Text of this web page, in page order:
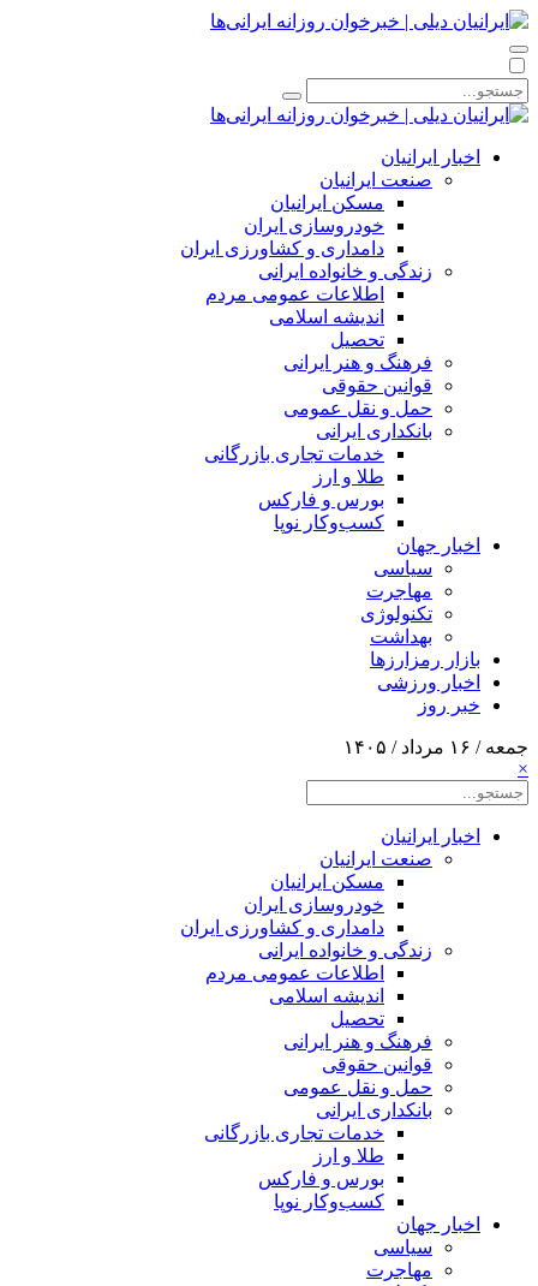
اخبار ایرانیان
صنعت ایرانیان
مسکن ایرانیان
خودروسازی ایران
دامداری و کشاورزی ایران
زندگی و خانواده ایرانی
اطلاعات عمومی مردم
اندیشه اسلامی
تحصیل
فرهنگ و هنر ایرانی
قوانین حقوقی
حمل و نقل عمومی
بانکداری ایرانی
خدمات تجاری بازرگانی
طلا و ارز
بورس و فارکس
کسب‌وکار نوپا
اخبار جهان
سیاسی
مهاجرت
تکنولوژی
بهداشت
بازار رمزارزها
اخبار ورزشی
خبر روز
جمعه / ۱۶ مرداد / ۱۴۰۵
×
اخبار ایرانیان
صنعت ایرانیان
مسکن ایرانیان
خودروسازی ایران
دامداری و کشاورزی ایران
زندگی و خانواده ایرانی
اطلاعات عمومی مردم
اندیشه اسلامی
تحصیل
فرهنگ و هنر ایرانی
قوانین حقوقی
حمل و نقل عمومی
بانکداری ایرانی
خدمات تجاری بازرگانی
طلا و ارز
بورس و فارکس
کسب‌وکار نوپا
اخبار جهان
سیاسی
مهاجرت